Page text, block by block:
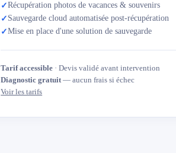
✓Récupération photos de vacances & souvenirs
✓ Sauvegarde cloud automatisée post-récupération
✓Mise en place d'une solution de sauvegarde
Tarif accessible · Devis validé avant intervention
Diagnostic gratuit— aucun frais si échec
Voir les tarifs